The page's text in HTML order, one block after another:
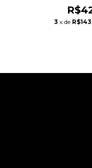
3 x de